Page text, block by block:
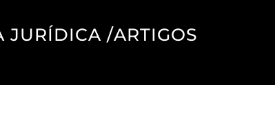
JURÍDICA /ARTIGOS